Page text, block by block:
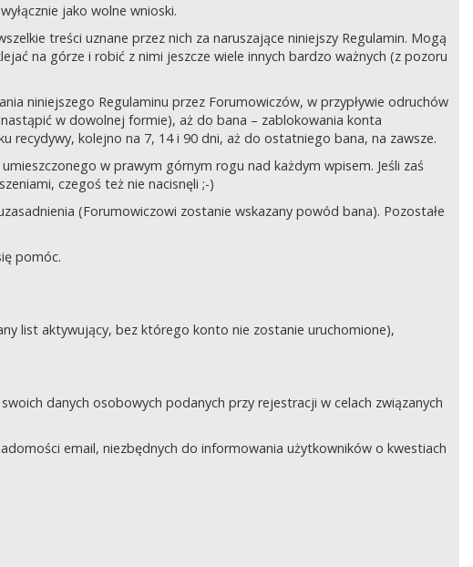
jako wolne wnioski.
treści uznane przez nich za naruszające niniejszy Regulamin. Mogą
na górze i robić z nimi jeszcze wiele innych bardzo ważnych (z pozoru
niniejszego Regulaminu przez Forumowiczów, w przypływie odruchów
w dowolnej formie), aż do bana – zablokowania konta
recydywy, kolejno na 7, 14 i 90 dni, aż do ostatniego bana, na zawsze.
w prawym górnym rogu nad każdym wpisem. Jeśli zaś
czegoś też nie nacisnęli ;-)
(Forumowiczowi zostanie wskazany powód bana). Pozostałe
pomóc.
list aktywujący, bez którego konto nie zostanie uruchomione),
danych osobowych podanych przy rejestracji w celach związanych
email, niezbędnych do informowania użytkowników o kwestiach